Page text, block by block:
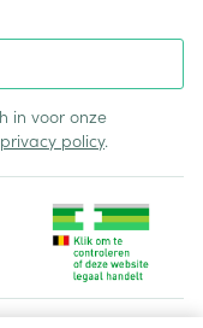
in voor onze
privacy policy.